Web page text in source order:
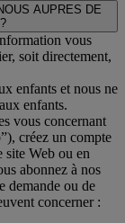
AUPRES DE
vous
soit directement,
enfants et nous ne
enfants.
vous concernant
créez un compte
site Web ou en
abonnez à nos
demande ou de
concerner :